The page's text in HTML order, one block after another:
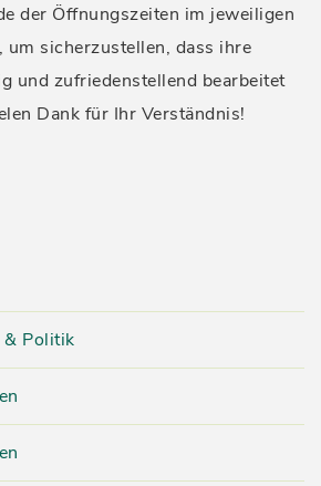
der Öffnungszeiten im jeweiligen
um sicherzustellen, dass ihre
und zufriedenstellend bearbeitet
Dank für Ihr Verständnis!
& Politik